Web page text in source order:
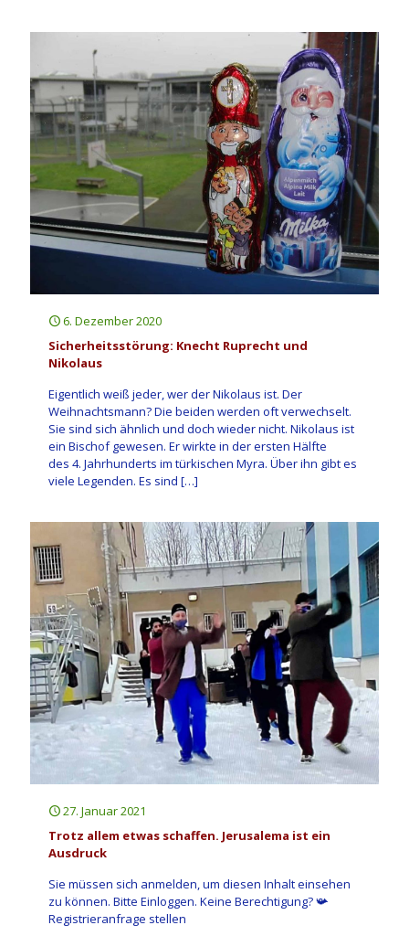
6. Dezember 2020
Sicherheitsstörung: Knecht Ruprecht und
Nikolaus
Eigentlich weiß jeder, wer der Nikolaus ist. Der
Weihnachtsmann? Die beiden werden oft verwechselt.
Sie sind sich ähnlich und doch wieder nicht. Nikolaus ist
ein Bischof gewesen. Er wirkte in der ersten Hälfte
des 4. Jahrhunderts im türkischen Myra. Über ihn gibt es
viele Legenden. Es sind […]
27. Januar 2021
Trotz allem etwas schaffen. Jerusalema ist ein
Ausdruck
Sie müssen sich anmelden, um diesen Inhalt einsehen
zu können. Bitte Einloggen. Keine Berechtigung? 📯
Registrieranfrage stellen